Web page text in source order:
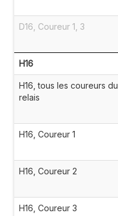
D16, Coureur 1, 3
H16
H16, tous les coureurs du
relais
H16, Coureur 1
H16, Coureur 2
H16, Coureur 3